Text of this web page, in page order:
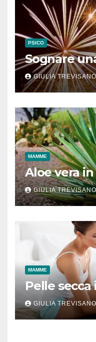
PSICO
Sognare
GIULIA TREVISANO
MAMME
Aloe vera
GIULIA TREVISANO
MAMME
Pelle secca
GIULIA TREVISANO